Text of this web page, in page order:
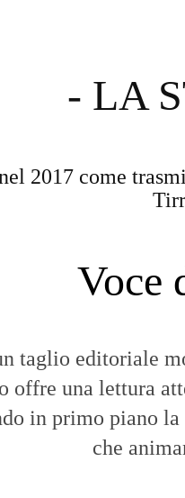
- LA
2017 come
Voce
taglio editoriale
offre una lettura
in primo piano
che